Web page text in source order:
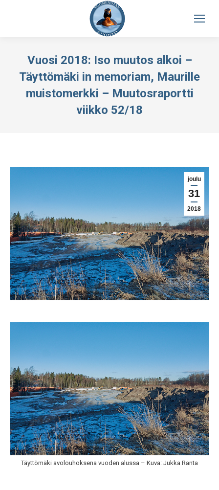
Vuosi 2018: Iso muutos alkoi –
Täyttömäki in memoriam, Maurille
muistomerkki – Muutosraportti
viikko 52/18
joulu
31
2018
Täyttömäki avolouhoksena vuoden alussa – Kuva: Jukka Ranta